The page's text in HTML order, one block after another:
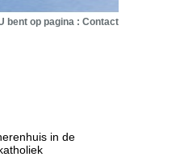
bent op pagina : Contact
in de